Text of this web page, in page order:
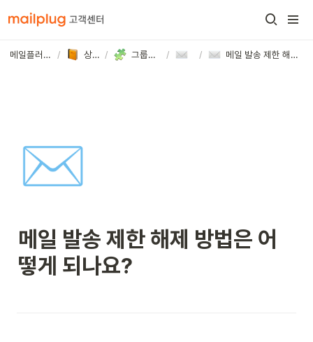
메일플러그 고객센터 / 상세 가이드 / 그룹웨어/기업메일 / 메일
/ 메일 발송 제한 해제 방법은 어떻게 되나요?
✉️
메일 발송 제한 해제 방법은 어
떻게 되나요?